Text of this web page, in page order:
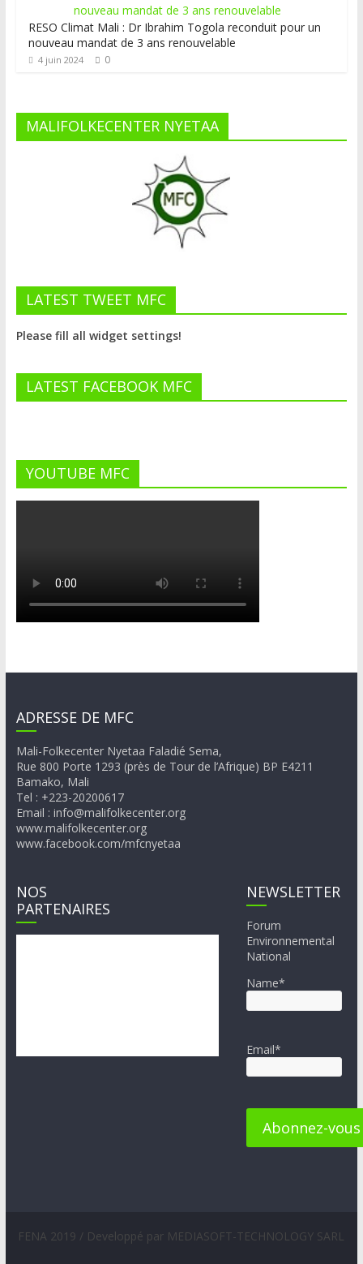
RESO Climat Mali : Dr Ibrahim Togola reconduit pour un
nouveau mandat de 3 ans renouvelable
4 juin 2024 0
MALIFOLKECENTER NYETAA
LATEST TWEET MFC
Please fill all widget settings!
LATEST FACEBOOK MFC
YOUTUBE MFC
ADRESSE DE MFC
Mali-Folkecenter Nyetaa Faladié Sema,
Rue 800 Porte 1293 (près de Tour de l’Afrique) BP E4211
Bamako, Mali
Tel : +223-20200617
Email : info@malifolkecenter.org
www.malifolkecenter.org
www.facebook.com/mfcnyetaa
NOS
PARTENAIRES
NEWSLETTER
Forum
Environnemental
National
Name*
Email*
FENA 2019 / Developpé par MEDIASOFT-TECHNOLOGY SARL